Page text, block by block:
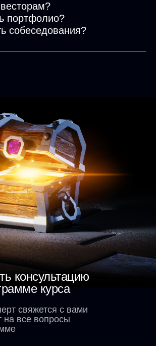
портфолио?
собеседования?
консультацию
курса
свяжется с вами
на все вопросы